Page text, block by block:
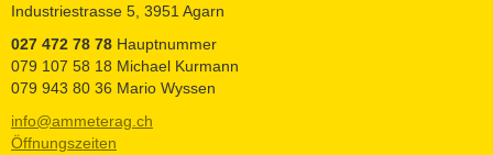
Industriestrasse 5, 3951 Agarn
027 472 78 78 Hauptnummer
079 107 58 18 Michael Kurmann
079 943 80 36 Mario Wyssen
info@ammeterag.ch
Öffnungszeiten